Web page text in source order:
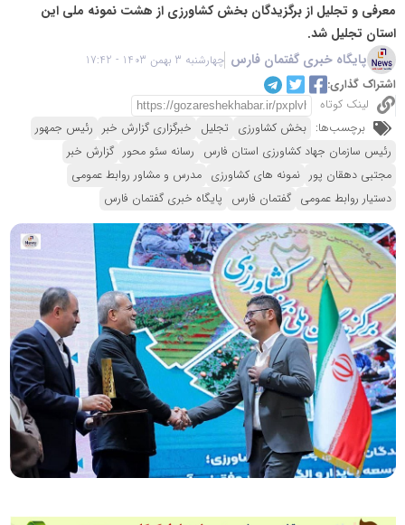
معرفی و تجلیل از برگزیدگان بخش کشاورزی از هشت نمونه ملی این
استان تجلیل شد.
پایگاه خبری گفتمان فارس چهارشنبه 3 بهمن 1403 - 17:42
اشتراک گذاری:
لینک کوتاه
برچسب‌ها: بخش کشاورزی تجلیل خبرگزاری گزارش خبر رئیس جمهور
رئیس سازمان جهاد کشاورزی استان فارس رسانه سئو محور گزارش خبر
مجتبی دهقان پور نمونه های کشاورزی مدرس و مشاور روابط عمومی
دستیار روابط عمومی گفتمان فارس پایگاه خبری گفتمان فارس